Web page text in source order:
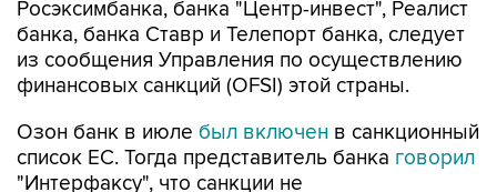
Росэксимбанка, банка "Центр-инвест", Реалист
банка, банка Ставр и Телепорт банка, следует
из сообщения Управления по осуществлению
финансовых санкций (OFSI) этой страны.
Озон банк в июле был включен в санкционный
список ЕС. Тогда представитель банка говорил
"Интерфаксу", что санкции не